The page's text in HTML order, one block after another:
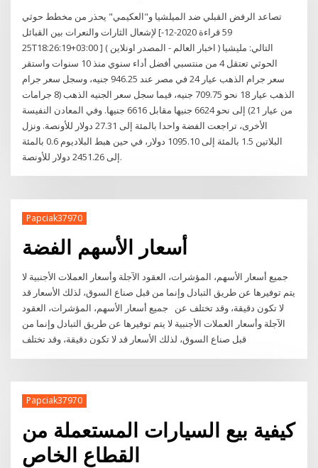
تصاعد الرفض القبلي ضد الميلشيا و"العكيمي" يحذر من مخطط حوثي
لإشعال الثارات والنعرات بين القبائل [59 قراءة 2020-12-
25T18:26:19+03:00 ] ( اخبار العالم - المصدر اونلاين ) التالي: مليشيا
الحوثي تعتقل 4 من منتسبي أفضل أداء سنوي منذ 10 سنوات واستقر
سعر جرام الذهب عيار 24 في مصر عند 946.25 جنيه، وسجل سعر جرام
الذهب عيار 18 نحو 709.75 جنيه، فيما سجل سعر الجنيه الذهب (8 جرامات
من عيار 21) إلى نحو 6624 جنيها مقابل 6616 جنيها. وفي المعادن النفيسة
الأخرى، تراجعت الفضة واحدا بالمئة إلى 27.31 دولار للأونصة. ونزل
البلاتين 1.5 بالمئة إلى 1095.10 دولار، في حين هبط البلاديوم 0.6 بالمئة
إلى 2451.26 دولار للأونصة.
Papciak37970
أسعار الأسهم الفضة
جميع أسعار الأسهم، المؤشرات، العقود الآجلة وأسعار العملات الأجنبية لا
يتم توفيرها عن طريق التبادل وإنما من قبل صناع السوق، لذلك الأسعار قد
لا تكون دقيقة، وقد تختلف عن جميع أسعار الأسهم، المؤشرات، العقود
الآجلة وأسعار العملات الأجنبية لا يتم توفيرها عن طريق التبادل وإنما من
Papciak37970
كيفية بيع السيارات المستعملة من
القطاع الخاص